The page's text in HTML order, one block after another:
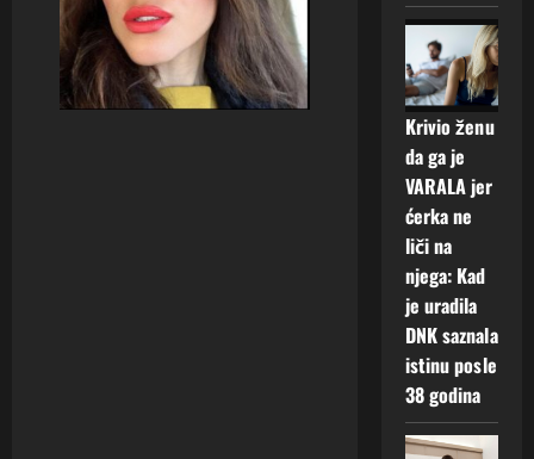
Krivio ženu
da ga je
VARALA jer
ćerka ne
liči na
njega: Kad
je uradila
DNK saznala
istinu posle
38 godina